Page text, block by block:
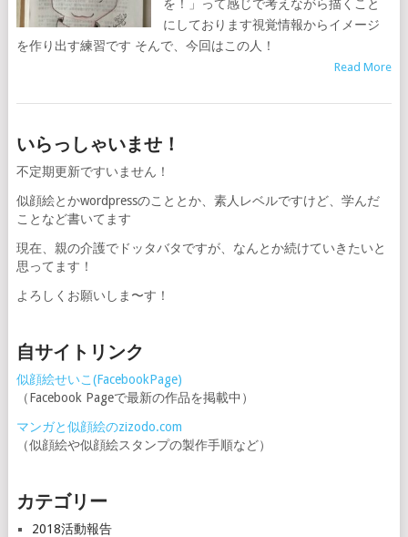
を！」って感じで考えながら描くこと
にしております視覚情報からイメージ
を作り出す練習です そんで、今回はこの人！
Read More
いらっしゃいませ！
不定期更新ですいません！
似顔絵とかwordpressのこととか、素人レベルですけど、学んだ
ことなど書いてます
現在、親の介護でドッタバタですが、なんとか続けていきたいと
思ってます！
よろしくお願いしま〜す！
自サイトリンク
似顔絵せいこ(FacebookPage)
（Facebook Pageで最新の作品を掲載中）
マンガと似顔絵のzizodo.com
（似顔絵や似顔絵スタンプの製作手順など）
カテゴリー
2018活動報告